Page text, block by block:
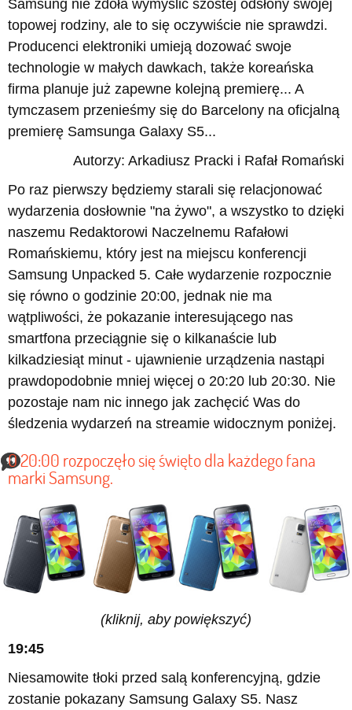
Samsung nie zdoła wymyślić szóstej odsłony swojej
topowej rodziny, ale to się oczywiście nie sprawdzi.
Producenci elektroniki umieją dozować swoje
technologie w małych dawkach, także koreańska
firma planuje już zapewne kolejną premierę... A
tymczasem przenieśmy się do Barcelony na oficjalną
premierę Samsunga Galaxy S5...
Autorzy: Arkadiusz Pracki i Rafał Romański
Po raz pierwszy będziemy starali się relacjonować
wydarzenia dosłownie "na żywo", a wszystko to dzięki
naszemu Redaktorowi Naczelnemu Rafałowi
Romańskiemu, który jest na miejscu konferencji
Samsung Unpacked 5. Całe wydarzenie rozpocznie
się równo o godzinie 20:00, jednak nie ma
wątpliwości, że pokazanie interesującego nas
smartfona przeciągnie się o kilkanaście lub
kilkadziesiąt minut - ujawnienie urządzenia nastąpi
prawdopodobnie mniej więcej o 20:20 lub 20:30. Nie
pozostaje nam nic innego jak zachęcić Was do
śledzenia wydarzeń na streamie widocznym poniżej.
O 20:00 rozpoczęło się święto dla każdego fana
marki Samsung.
(kliknij, aby powiększyć)
19:45
Niesamowite tłoki przed salą konferencyjną, gdzie
zostanie pokazany Samsung Galaxy S5. Nasz